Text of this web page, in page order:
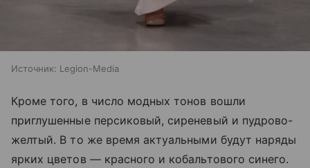
Источник: Legion-Media
Кроме того, в число модных тонов вошли
приглушенные персиковый, сиреневый и пудрово-
желтый. В то же время актуальными будут наряды
ярких цветов — красного и кобальтового синего.